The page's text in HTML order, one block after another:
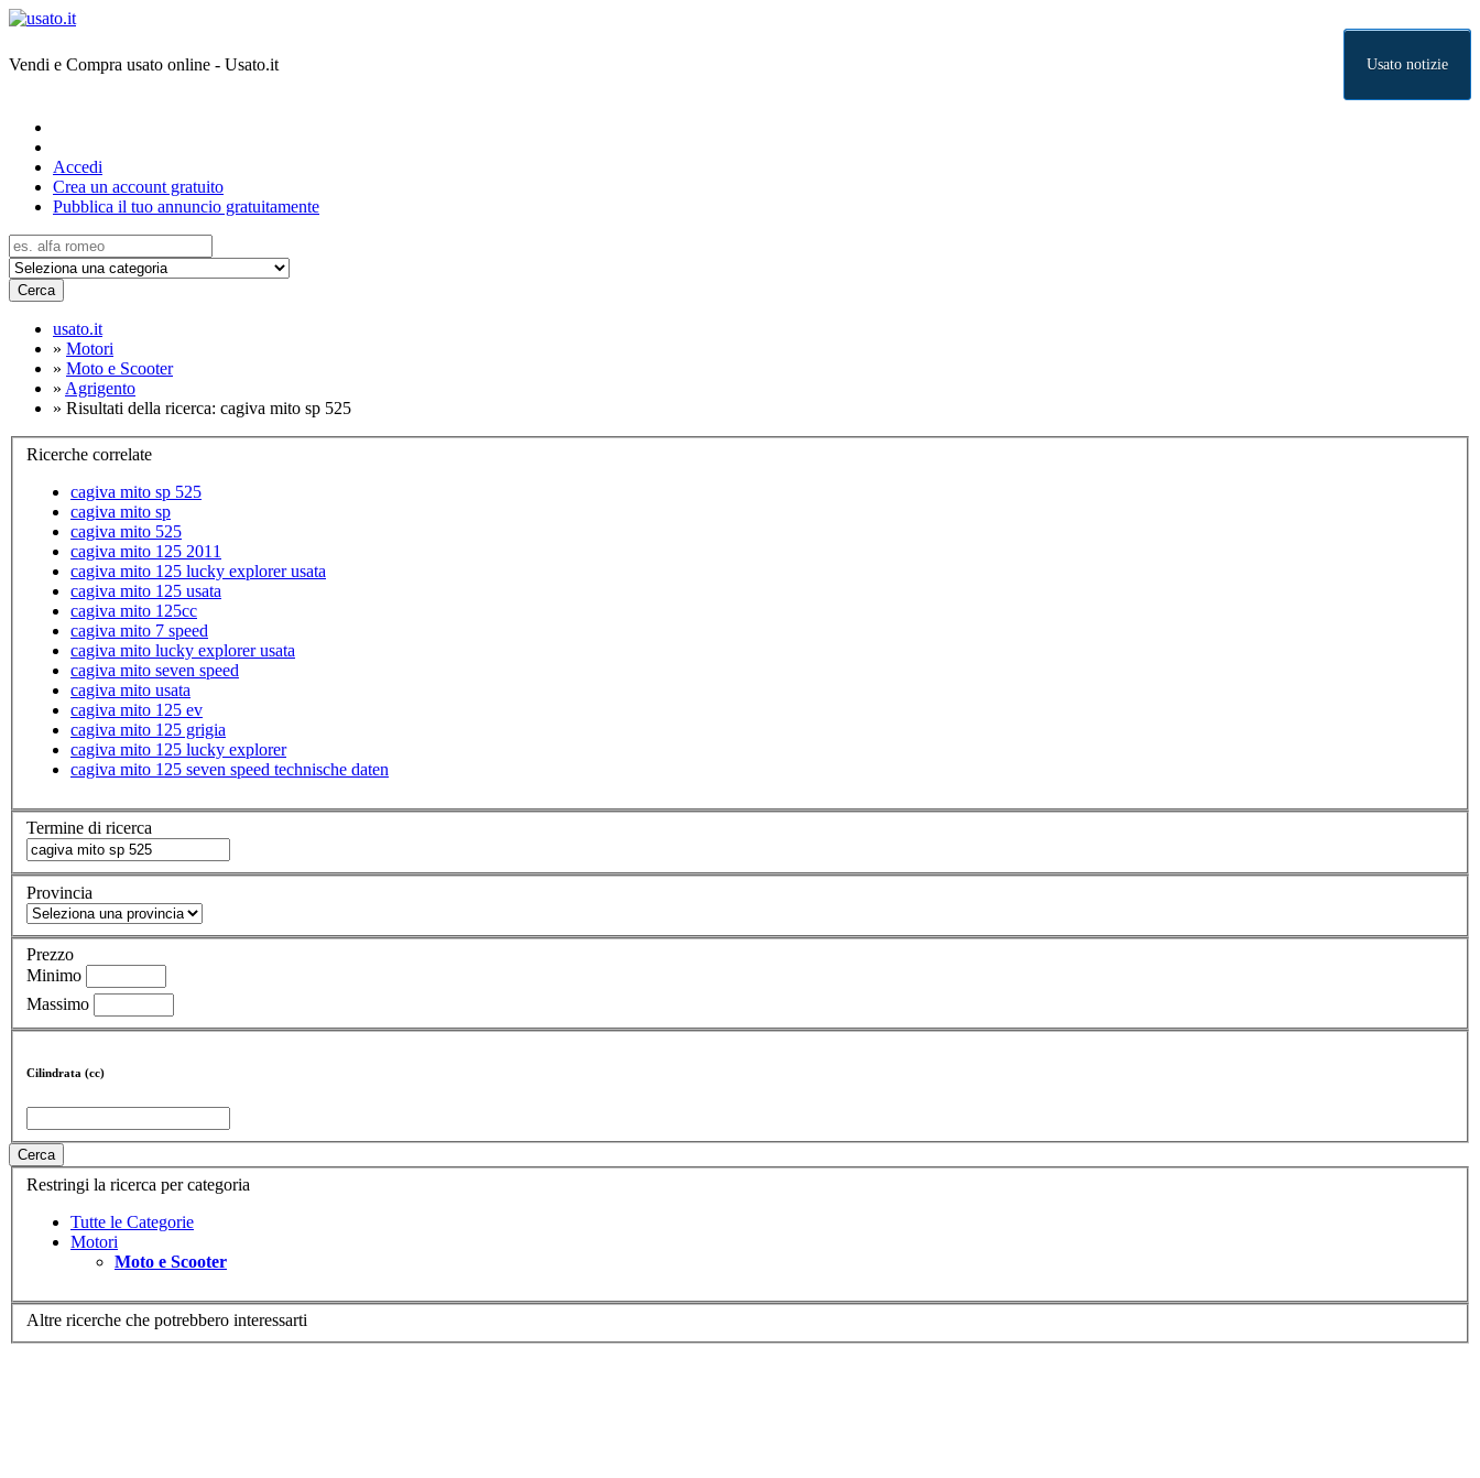
Vendi e Compra usato online - Usato.it Usato notizie
Accedi
Crea un account gratuito
Pubblica il tuo annuncio gratuitamente
Cerca
usato.it
» Motori
» Moto e Scooter
» Agrigento
» Risultati della ricerca: cagiva mito sp 525
Ricerche correlate
cagiva mito sp 525
cagiva mito sp
cagiva mito 525
cagiva mito 125 2011
cagiva mito 125 lucky explorer usata
cagiva mito 125 usata
cagiva mito 125cc
cagiva mito 7 speed
cagiva mito lucky explorer usata
cagiva mito seven speed
cagiva mito usata
cagiva mito 125 ev
cagiva mito 125 grigia
cagiva mito 125 lucky explorer
cagiva mito 125 seven speed technische daten
Termine di ricerca
Provincia
Prezzo
Minimo
Massimo
Cilindrata (cc)
Cerca
Restringi la ricerca per categoria
Tutte le Categorie
Motori
Moto e Scooter
Altre ricerche che potrebbero interessarti